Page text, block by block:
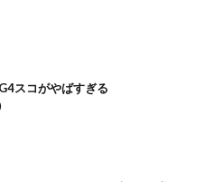
スコがやばすぎる